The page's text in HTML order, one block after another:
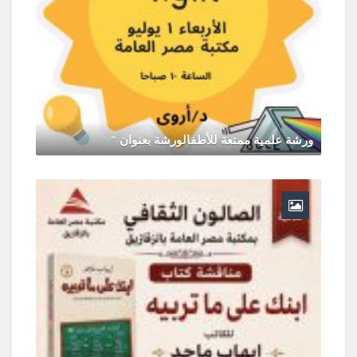
ورشة علمية ممتعة